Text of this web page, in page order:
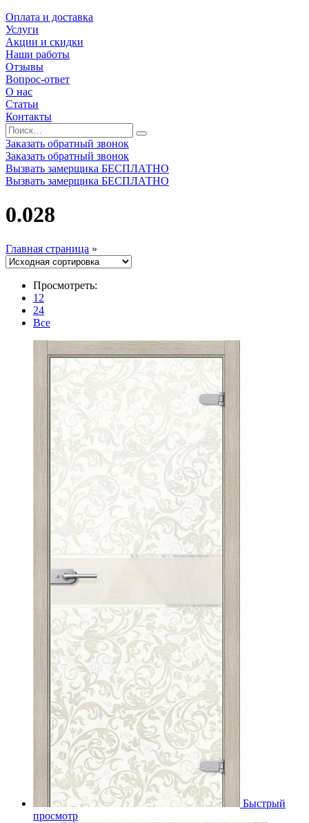
Оплата и доставка
Услуги
Акции и скидки
Наши работы
Отзывы
Вопрос-ответ
О нас
Статьи
Контакты
Заказать обратный звонок
Заказать обратный звонок
Вызвать замерщика БЕСПЛАТНО
Вызвать замерщика БЕСПЛАТНО
0.028
Главная страница »
Просмотреть:
12
24
Все
Быстрый
просмотр